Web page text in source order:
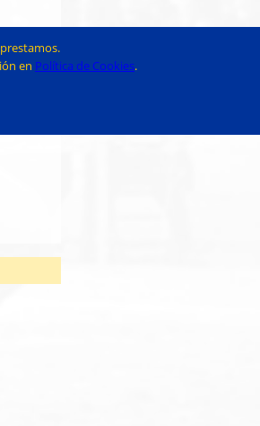
en Política de Cookies.